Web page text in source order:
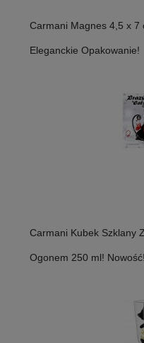
Carmani Magnes 4,5 x 7
Eleganckie Opakowanie!
Carmani Kubek Szklany
Ogonem 250 ml! Nowość!